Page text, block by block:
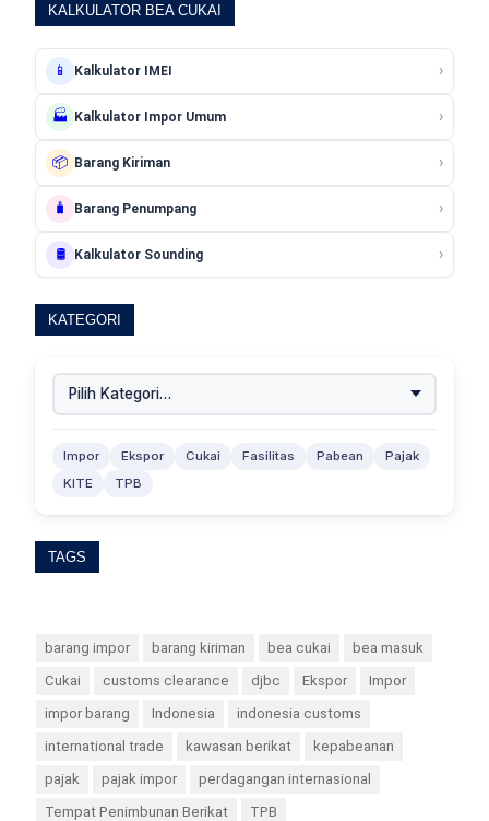
KALKULATOR BEA CUKAI
📱 Kalkulator IMEI ›
🏭 Kalkulator Impor Umum ›
📦 Barang Kiriman ›
🧳 Barang Penumpang ›
🛢️ Kalkulator Sounding ›
KATEGORI
Impor Ekspor Cukai Fasilitas Pabean
Pajak
KITE
TPB
TAGS
barang impor barang kiriman bea cukai
bea masuk
Cukai
customs clearance djbc Ekspor
Impor
impor barang
Indonesia
indonesia customs
international trade
kawasan berikat
kepabeanan
pajak
pajak impor
perdagangan internasional
Tempat Penimbunan Berikat
TPB